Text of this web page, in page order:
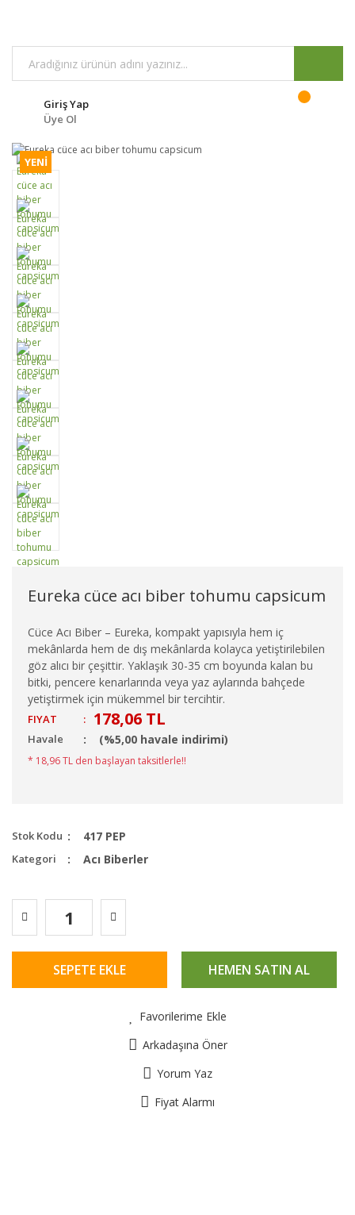
Giriş Yap
Üye Ol
YENİ
Eureka cüce acı biber tohumu capsicum
Cüce Acı Biber – Eureka, kompakt yapısıyla hem iç
mekânlarda hem de dış mekânlarda kolayca yetiştirilebilen
göz alıcı bir çeşittir. Yaklaşık 30-35 cm boyunda kalan bu
bitki, pencere kenarlarında veya yaz aylarında bahçede
yetiştirmek için mükemmel bir tercihtir.
FIYAT : 178,06 TL
Havale (%5,00 havale indirimi)
* 18,96 TL den başlayan taksitlerle!!
Stok Kodu 417 PEP
Kategori Acı Biberler
SEPETE EKLE HEMEN SATIN AL
Favorilerime Ekle
Arkadaşına Öner
Yorum Yaz
Fiyat Alarmı